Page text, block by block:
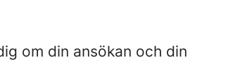
om din ansökan och din